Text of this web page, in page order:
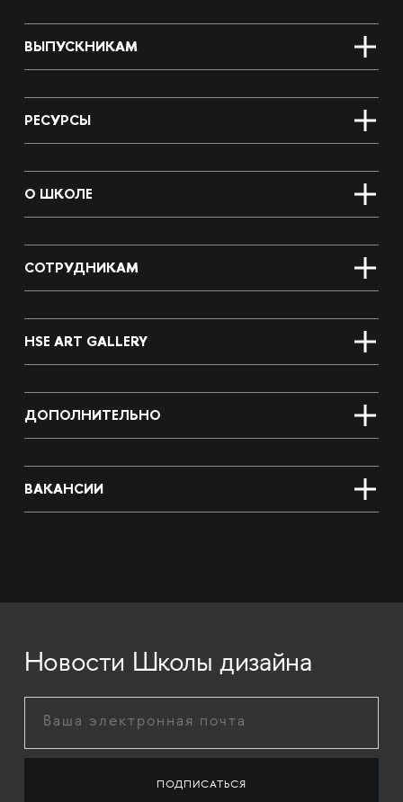
ВЫПУСКНИКАМ
РЕСУРСЫ
О ШКОЛЕ
СОТРУДНИКАМ
HSE ART GALLERY
ДОПОЛНИТЕЛЬНО
ВАКАНСИИ
Новости Школы дизайна